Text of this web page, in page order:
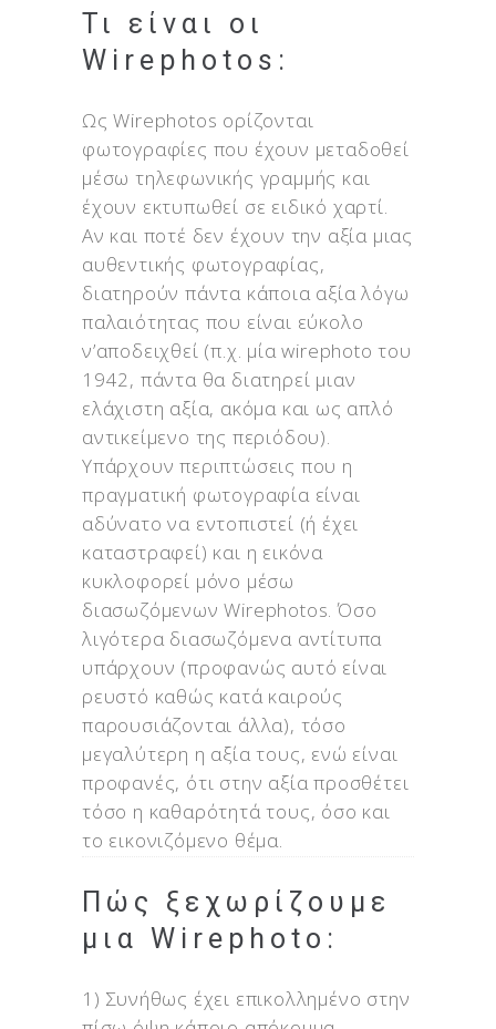
Τι είναι οι
Wirephotos:
Ως Wirephotos ορίζονται
φωτογραφίες που έχουν μεταδοθεί
μέσω τηλεφωνικής γραμμής και
έχουν εκτυπωθεί σε ειδικό χαρτί.
Αν και ποτέ δεν έχουν την αξία μιας
αυθεντικής φωτογραφίας,
διατηρούν πάντα κάποια αξία λόγω
παλαιότητας που είναι εύκολο
ν’αποδειχθεί (π.χ. μία wirephoto του
1942, πάντα θα διατηρεί μιαν
ελάχιστη αξία, ακόμα και ως απλό
αντικείμενο της περιόδου).
Υπάρχουν περιπτώσεις που η
πραγματική φωτογραφία είναι
αδύνατο να εντοπιστεί (ή έχει
καταστραφεί) και η εικόνα
κυκλοφορεί μόνο μέσω
διασωζόμενων Wirephotos. Όσο
λιγότερα διασωζόμενα αντίτυπα
υπάρχουν (προφανώς αυτό είναι
ρευστό καθώς κατά καιρούς
παρουσιάζονται άλλα), τόσο
μεγαλύτερη η αξία τους, ενώ είναι
προφανές, ότι στην αξία προσθέτει
τόσο η καθαρότητά τους, όσο και
το εικονιζόμενο θέμα.
Πώς ξεχωρίζουμε
μια Wirephoto:
1) Συνήθως έχει επικολλημένο στην